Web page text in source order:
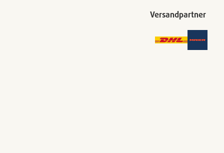
Versandpartner